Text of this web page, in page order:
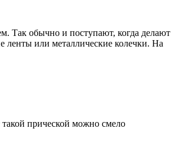
Так обычно и поступают, когда делают
ленты или металлические колечки. На
такой прической можно смело